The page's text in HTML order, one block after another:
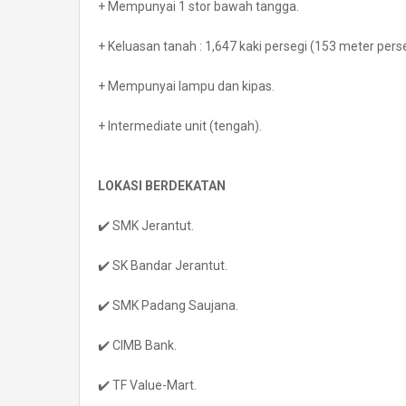
+ Mempunyai 1 stor bawah tangga.
+ Keluasan tanah : 1,647 kaki persegi (153 meter
+ Mempunyai lampu dan kipas.
+ Intermediate unit (tengah).
LOKASI BERDEKATAN
✔️ SMK Jerantut.
✔️ SK Bandar Jerantut.
✔️ SMK Padang Saujana.
✔️ CIMB Bank.
✔️ TF Value-Mart.